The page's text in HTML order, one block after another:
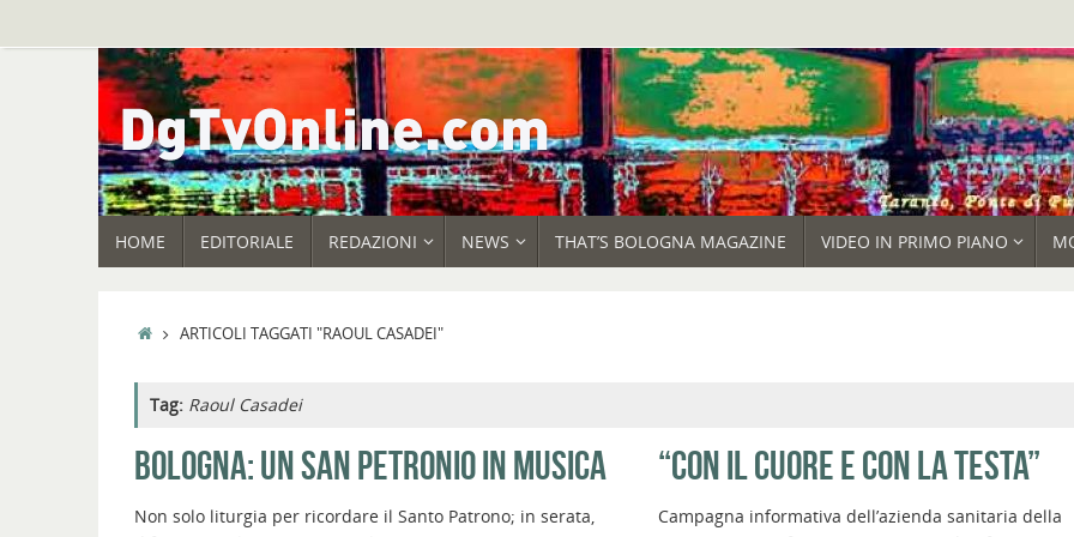
HOME EDITORIALE REDAZIONI NEWS THAT’S BOLOGNA MAGAZINE VIDEO IN PRIMO PIANO
HOMEARTICOLI TAGGATI "RAOUL CASADEI"
Tag: Raoul Casadei
BOLOGNA: UN SAN PETRONIO IN MUSICA
Non solo liturgia per ricordare il Santo Patrono; in serata,
“CON IL CUORE E CON LA TESTA”
Campagna informativa dell’azienda sanitaria della